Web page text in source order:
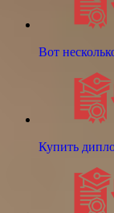
Вот
Купить